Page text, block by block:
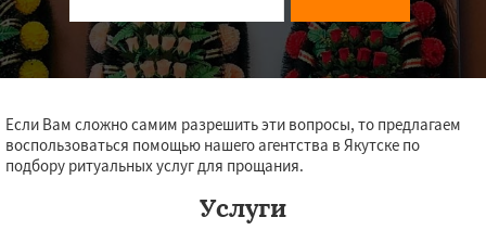
Если Вам сложно самим разрешить эти вопросы, то предлагаем
воспользоваться помощью нашего агентства в Якутске по
подбору ритуальных услуг для прощания.
Услуги